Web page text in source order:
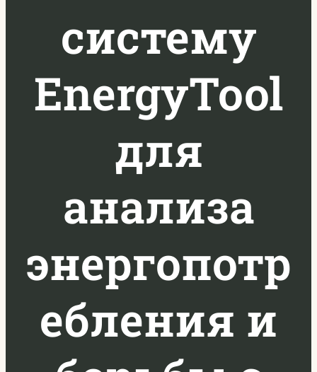
систему
EnergyTool
для
анализа
энергопотр
ебления и